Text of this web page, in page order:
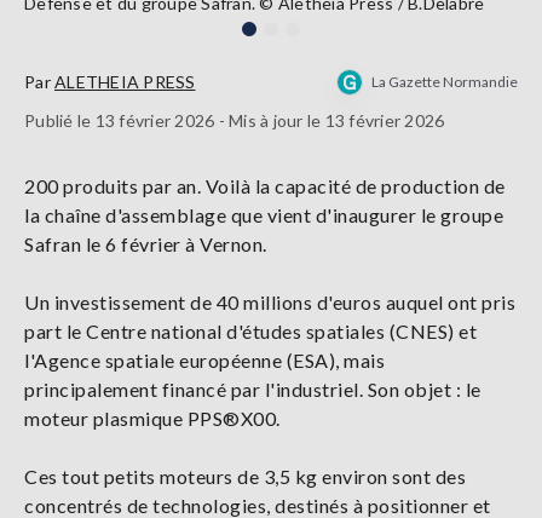
ParALETHEIA PRESS La Gazette Normandie
Publié le 13 février 2026 - Mis à jour le 13 février 2026
200 produits par an. Voilà la capacité de production de
la chaîne d'assemblage que vient d'inaugurer le groupe
Safran le 6 février à Vernon.
Un investissement de 40 millions d'euros auquel ont pris
part le Centre national d'études spatiales (CNES) et
l'Agence spatiale européenne (ESA), mais
principalement financé par l'industriel. Son objet : le
moteur plasmique PPS®X00.
Ces tout petits moteurs de 3,5 kg environ sont des
concentrés de technologies, destinés à positionner et